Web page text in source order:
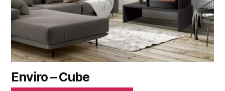
Enviro – Cube